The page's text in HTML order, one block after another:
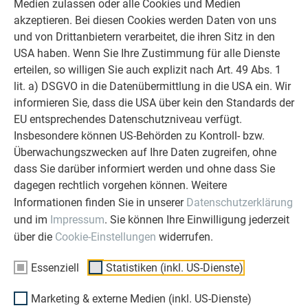
Medien zulassen oder alle Cookies und Medien
akzeptieren. Bei diesen Cookies werden Daten von uns
und von Drittanbietern verarbeitet, die ihren Sitz in den
USA haben. Wenn Sie Ihre Zustimmung für alle Dienste
erteilen, so willigen Sie auch explizit nach Art. 49 Abs. 1
lit. a) DSGVO in die Datenübermittlung in die USA ein. Wir
informieren Sie, dass die USA über kein den Standards der
EU entsprechendes Datenschutzniveau verfügt.
Insbesondere können US-Behörden zu Kontroll- bzw.
Überwachungszwecken auf Ihre Daten zugreifen, ohne
dass Sie darüber informiert werden und ohne dass Sie
dagegen rechtlich vorgehen können. Weitere
Informationen finden Sie in unserer Datenschutzerklärung
und im Impressum. Sie können Ihre Einwilligung jederzeit
über die Cookie-Einstellungen widerrufen.
Essenziell Statistiken (inkl. US-Dienste)
Marketing & externe Medien (inkl. US-Dienste)
BIVACCO BRÉDY: BAUKUNST IM HOCHGEBIRGE
ZUM PRÄMIERTEN REFERENZOBJEKT
AM ENDE DER VERANSTALTUNG WAREN SICH VIELE
TEILNEHMENDE EINIG:
bleibt nicht nur ein wichtiger Branchentreff, sondern trägt